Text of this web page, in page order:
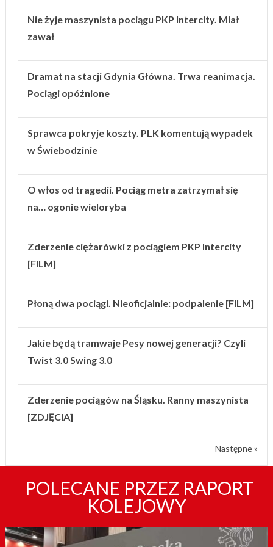
Nie żyje maszynista pociągu PKP Intercity. Miał
zawał
Dramat na stacji Gdynia Główna. Trwa reanimacja.
Pociągi opóźnione
Sprawca pokryje koszty. PLK komentują wypadek
w Świebodzinie
O włos od tragedii. Pociąg metra zatrzymał się
na… ogonie wieloryba
Zderzenie ciężarówki z pociągiem PKP Intercity
[FILM]
Płoną dwa pociągi. Nieoficjalnie: podpalenie [FILM]
Jakie będą tramwaje Pesy nowej generacji? Czyli
Twist 3.0 Swing 3.0
Zderzenie pociągów na Śląsku. Ranny maszynista
[ZDJĘCIA]
Następne »
POLECANE PRZEZ RAPORT
KOLEJOWY